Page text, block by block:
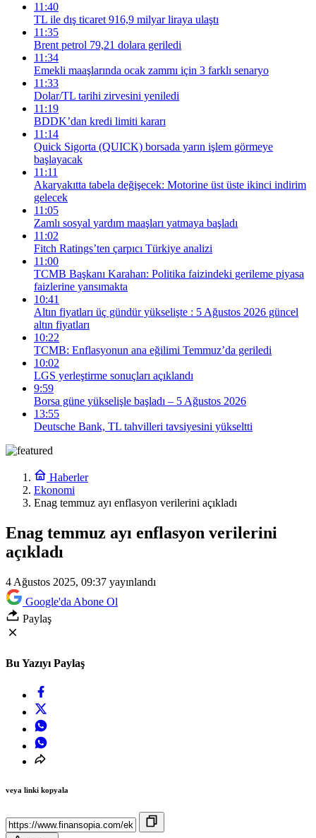
11:40
TL ile dış ticaret 916,9 milyar liraya ulaştı
11:35
Brent petrol 79,21 dolara geriledi
11:34
Emekli maaşlarında ocak zammı için 3 farklı senaryo
11:33
Dolar/TL tarihi zirvesini yeniledi
11:19
BDDK’dan kredi limiti kararı
11:14
Quick Sigorta (QUICK) borsada yarın işlem görmeye
başlayacak
11:11
Akaryakıtta tabela değişecek: Motorine üst üste ikinci indirim
gelecek
11:05
Zamlı sosyal yardım maaşları yatmaya başladı
11:02
Fitch Ratings’ten çarpıcı Türkiye analizi
11:00
TCMB Başkanı Karahan: Politika faizindeki gerileme piyasa
faizlerine yansımakta
10:41
Altın fiyatları üç gündür yükselişte : 5 Ağustos 2026 güncel
altın fiyatları
10:22
TCMB: Enflasyonun ana eğilimi Temmuz’da geriledi
10:02
LGS yerleştirme sonuçları açıklandı
9:59
Borsa güne yükselişle başladı – 5 Ağustos 2026
13:55
Deutsche Bank, TL tahvilleri tavsiyesini yükseltti
Haberler
Ekonomi
Enag temmuz ayı enflasyon verilerini açıkladı
Enag temmuz ayı enflasyon verilerini
açıkladı
4 Ağustos 2025, 09:37 yayınlandı
Google'da Abone Ol
Paylaş
Bu Yazıyı Paylaş
veya linki kopyala